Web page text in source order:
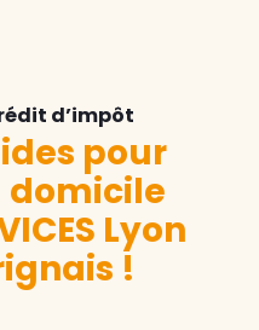
d’impôt
pour
domicile
Lyon
!